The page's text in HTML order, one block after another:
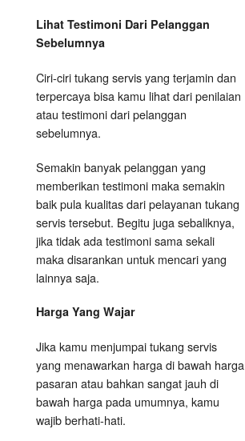
Lihat Testimoni Dari Pelanggan
Sebelumnya
Ciri-ciri tukang servis yang terjamin dan
terpercaya bisa kamu lihat dari penilaian
atau testimoni dari pelanggan
sebelumnya.
Semakin banyak pelanggan yang
memberikan testimoni maka semakin
baik pula kualitas dari pelayanan tukang
servis tersebut. Begitu juga sebaliknya,
jika tidak ada testimoni sama sekali
maka disarankan untuk mencari yang
lainnya saja.
Harga Yang Wajar
Jika kamu menjumpai tukang servis
yang menawarkan harga di bawah harga
pasaran atau bahkan sangat jauh di
bawah harga pada umumnya, kamu
wajib berhati-hati.